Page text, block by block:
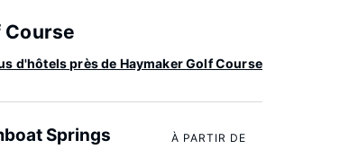
Course
d'hôtels près de Haymaker Golf Course
Springs À PARTIR DE